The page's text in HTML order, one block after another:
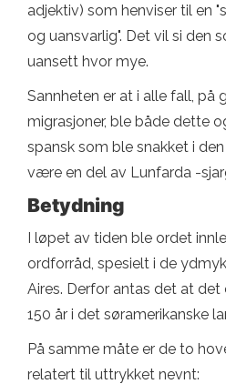
adjektiv) som henviser til en
og uansvarlig". Det vil si den
uansett hvor mye.
Sannheten er at i alle fall, på
migrasjoner, ble både dette
spansk som ble snakket i
være en del av Lunfarda -
Betydning
I løpet av tiden ble ordet
ordforråd, spesielt i de
Aires. Derfor antas det at
150 år i det søramerikanske
På samme måte er de to
relatert til uttrykket nevnt: